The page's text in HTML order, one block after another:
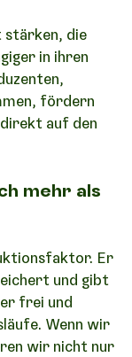
die
in ihren
fördern
auf den
mehr als
Er
und gibt
frei und
Wenn wir
wir nicht nur